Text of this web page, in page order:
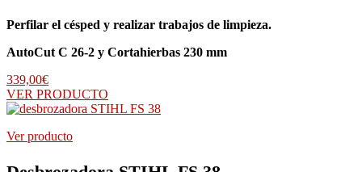
Perfilar el césped y realizar trabajos de limpieza.
AutoCut C 26-2 y Cortahierbas 230 mm
339,00€
VER PRODUCTO
Ver producto